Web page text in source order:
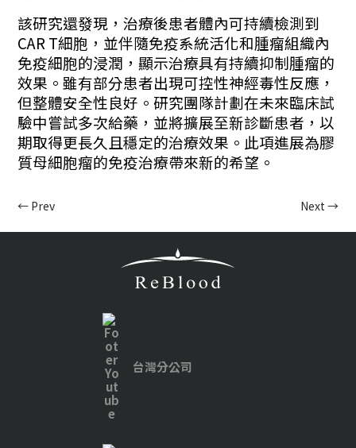
該研究還發現，治療後患者體內可持續檢測到
CAR T細胞，並伴隨免疫系統活化和腫瘤組織內
免疫細胞的浸潤，顯示治療具有持續抑制腫瘤的
效果。雖有部分患者出現可控性神經毒性反應，
但整體安全性良好。研究團隊計劃在未來臨床試
驗中嘗試多次給藥，並將擴展至新診斷患者，以
期取得更長久且穩定的治療效果。此項進展為膠
質母細胞瘤的免疫治療帶來新的希望。
← Prev Next →
台灣分公司